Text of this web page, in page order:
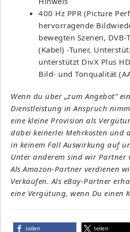
400 Hz PPR (Picture
hervorragende
bewegten Szenen, DVB-
(Kabel) -Tuner,
unterstützt DivX Plus
Bild- und Tonqualität
Wenn du über „zum Angebot“
Dienstleistung in Anspruch
eine kleine Provision als
dabei keinerlei Mehrkosten und
in keinem Fall Auswirkung auf
Unter anderem sind wir Partner
Als Amazon-Partner verdienen
Verkäufen. Als eBay-Partner
eine Vergütung, wenn Du einen
teilen teilen